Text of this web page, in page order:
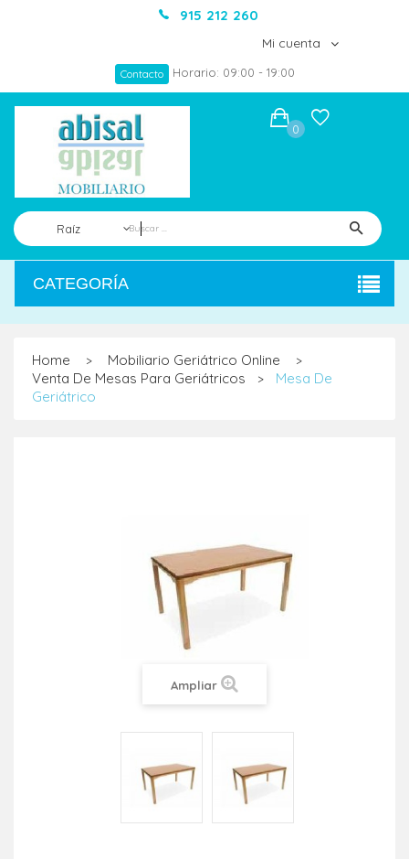
915 212 260
Mi cuenta
Contacto Horario: 09:00 - 19:00
Raíz
0
CATEGORÍA
Home > Mobiliario Geriátrico Online >
Venta De Mesas Para Geriátricos >
Mesa De
Geriátrico
Ampliar